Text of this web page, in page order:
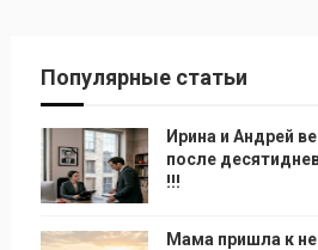
Популярные статьи
Ирина и Андрей
после
!!!
Мама пришла к